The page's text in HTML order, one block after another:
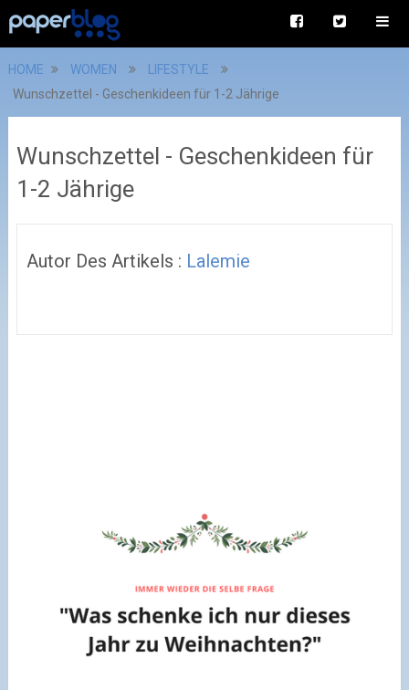
HOME WOMEN
LIFESTYLE
Wunschzettel - Geschenkideen für 1-2 Jährige
Wunschzettel - Geschenkideen für
1-2 Jährige
Autor Des Artikels : Lalemie